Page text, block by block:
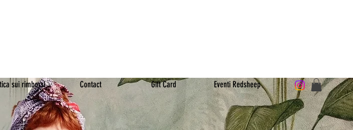
sui rimborsi Contact Gift Card Eventi Redsheep